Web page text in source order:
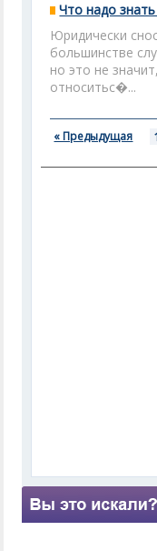
Что надо
Юридически
большинстве
но это не
относитьс�...
« Предыдущая